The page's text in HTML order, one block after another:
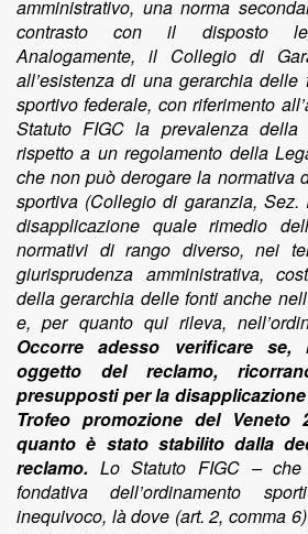
amministrativo, una norma
contrasto con il disposto
Analogamente, il Collegio di
all’esistenza di una gerarchia delle
sportivo federale, con riferimento
Statuto FIGC la prevalenza della
rispetto a un regolamento della
che non può derogare la normativa
sportiva (Collegio di garanzia,
disapplicazione quale rimedio
normativi di rango diverso, nei
giurisprudenza amministrativa,
della gerarchia delle fonti anche
e, per quanto qui rileva,
Occorre adesso verificare
oggetto del reclamo,
presupposti per la
Trofeo promozione del Veneto
quanto è stato stabilito dalla
reclamo. Lo Statuto FIGC –
fondativa dell’ordinamento
inequivoco, là dove (art. 2, comma